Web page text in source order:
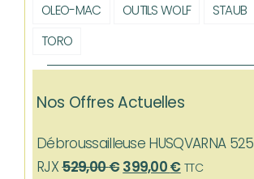
OLEO-MAC
OUTILS WOLF STAUB
TORO
Nos Offres Actuelles
Débroussailleuse HUSQVARNA 525
RJX529,00€ Le
399,00€Le
TTC